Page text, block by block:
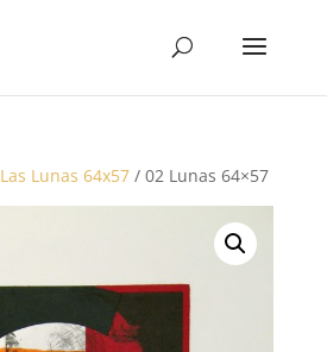
Las Lunas 64x57/ 02 Lunas 64×57